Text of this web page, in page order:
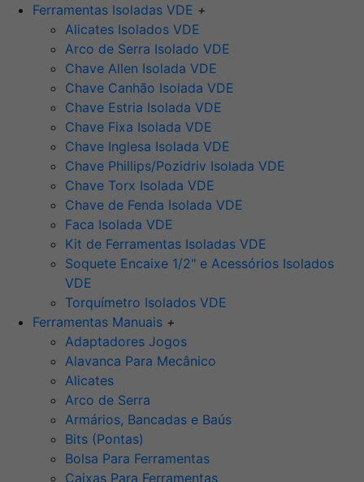
Ferramentas Isoladas VDE +
Alicates Isolados VDE
Arco de Serra Isolado VDE
Chave Allen Isolada VDE
Chave Canhão Isolada VDE
Chave Estria Isolada VDE
Chave Fixa Isolada VDE
Chave Inglesa Isolada VDE
Chave Phillips/Pozidriv Isolada VDE
Chave Torx Isolada VDE
Chave de Fenda Isolada VDE
Faca Isolada VDE
Kit de Ferramentas Isoladas VDE
Soquete Encaixe 1/2" e Acessórios Isolados
VDE
Torquímetro Isolados VDE
Ferramentas Manuais +
Adaptadores Jogos
Alavanca Para Mecânico
Alicates
Arco de Serra
Armários, Bancadas e Baús
Bits (Pontas)
Bolsa Para Ferramentas
Caixas Para Ferramentas